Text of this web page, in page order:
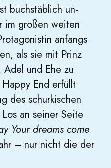
buchstäblich un-
im großen weiten
anfangs
als sie mit Prinz
Adel und Ehe zu
End erfüllt
des schurkischen
an seiner Seite
Your dreams come
– nur nicht die der